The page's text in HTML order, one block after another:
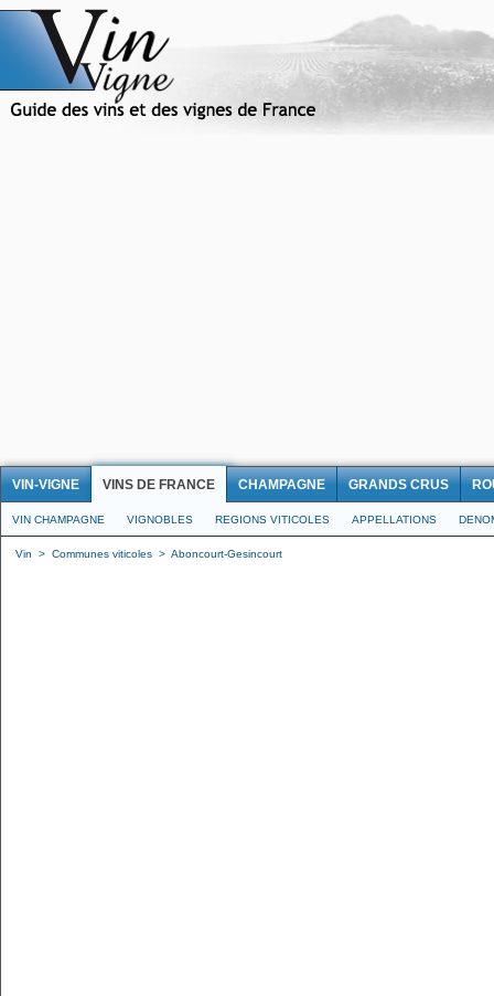
VIN-VIGNE VINS DE FRANCE CHAMPAGNE GRANDS CRUS
VIN CHAMPAGNE VIGNOBLES REGIONS VITICOLES APPELLATIONS
Vin > Communes viticoles > Aboncourt-Gesincourt